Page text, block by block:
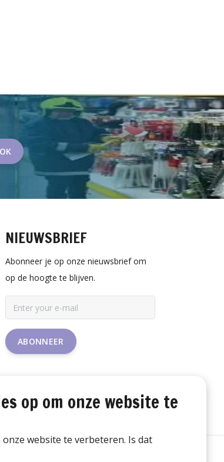
NIEUWSBRIEF
Abonneer je op onze nieuwsbrief om
op de hoogte te blijven.
ABONNEER
op om onze website te
website te verbeteren. Is dat